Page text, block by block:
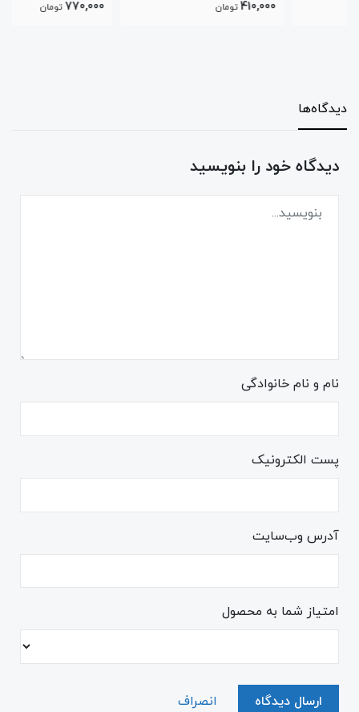
تومان
دیدگاه‌ها
دیدگاه خود را بنویسید
نام و نام خانوادگی
پست الکترونیک
آدرس وب‌سایت
امتیاز شما به محصول
ارسال دیدگاه انصراف